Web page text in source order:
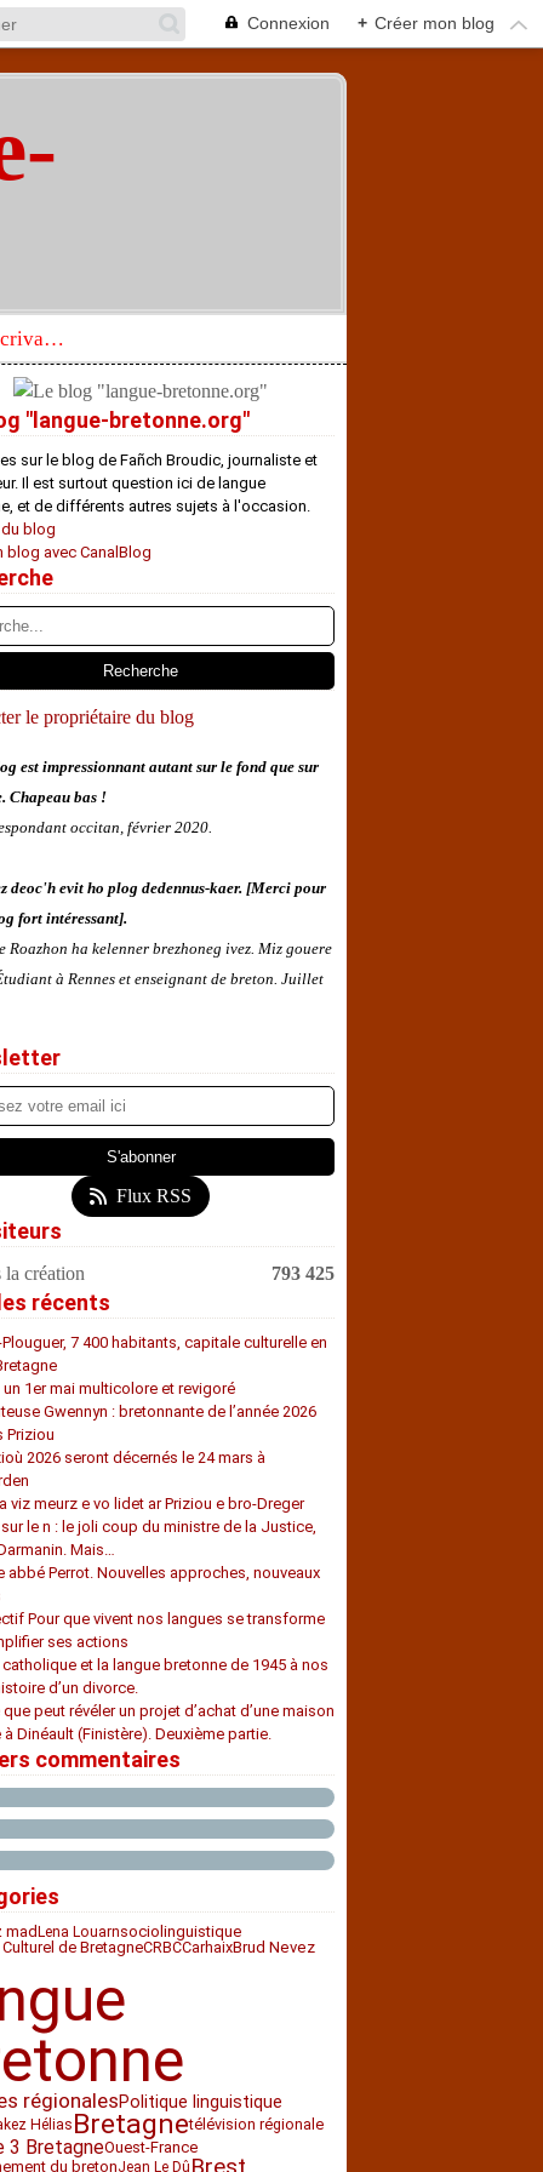
Connexion + Créer mon blog
Réhabilitation d’un écrivain de langue bretonne aujourd’hui mal connu et méconnu
"langue-bretonne.org"
sur le blog de Fañch Broudic, journaliste et
Il est surtout question ici de langue
et de différents autres sujets à l'occasion.
blog
blog avec CanalBlog
le propriétaire du blog
est impressionnant autant sur le fond que sur
Chapeau bas !
occitan, février 2020.
deoc'h evit ho plog dedennus-kaer. [Merci pour
fort intéressant].
Roazhon ha kelenner brezhoneg ivez. Miz gouere
à Rennes et enseignant de breton. Juillet
Flux RSS
la création 793 425
récents
Plouguer, 7 400 habitants, capitale culturelle en
un 1er mai multicolore et revigoré
Gwennyn : bretonnante de l’année 2026
Priziou
2026 seront décernés le 24 mars à
a viz meurz e vo lidet ar Priziou e bro-Dreger
le n : le joli coup du ministre de la Justice,
Mais…
abbé Perrot. Nouvelles approches, nouveaux
Pour que vivent nos langues se transforme
ses actions
catholique et la langue bretonne de 1945 à nos
d’un divorce.
peut révéler un projet d’achat d’une maison
à Dinéault (Finistère). Deuxième partie.
commentaires
mad Lena Louarnsociolinguistique
de BretagneCRBCCarhaixBrud Nevez
régionalesPolitique linguistique
Hélias Bretagnetélévision régionale
3 BretagneOuest-France
du bretonJean Le Dû